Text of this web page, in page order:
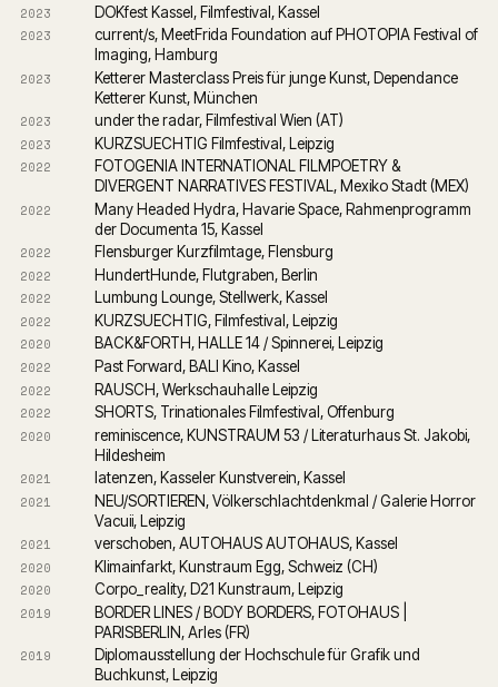
2023
DOKfest Kassel, Filmfestival, Kassel
2023
current/s, MeetFrida Foundation auf PHOTOPIA Festival of
Imaging, Hamburg
2023
Ketterer Masterclass Preis für junge Kunst, Dependance
Ketterer Kunst, München
2023
under the radar, Filmfestival Wien (AT)
2023
KURZSUECHTIG Filmfestival, Leipzig
2022
FOTOGENIA INTERNATIONAL FILMPOETRY &
DIVERGENT NARRATIVES FESTIVAL, Mexiko Stadt (MEX)
2022
Many Headed Hydra, Havarie Space, Rahmenprogramm
der Documenta 15, Kassel
2022
Flensburger Kurzfilmtage, Flensburg
2022
HundertHunde, Flutgraben, Berlin
2022
Lumbung Lounge, Stellwerk, Kassel
2022
KURZSUECHTIG, Filmfestival, Leipzig
2020
BACK&FORTH, HALLE 14 / Spinnerei, Leipzig
2022
Past Forward, BALI Kino, Kassel
2022
RAUSCH, Werkschauhalle Leipzig
2022
SHORTS, Trinationales Filmfestival, Offenburg
2020
reminiscence, KUNSTRAUM 53 / Literaturhaus St. Jakobi,
Hildesheim
2021
latenzen, Kasseler Kunstverein, Kassel
2021
NEU/SORTIEREN, Völkerschlachtdenkmal / Galerie Horror
Vacuii, Leipzig
2021
verschoben, AUTOHAUS AUTOHAUS, Kassel
2020
Klimainfarkt, Kunstraum Egg, Schweiz (CH)
2020
Corpo_reality, D21 Kunstraum, Leipzig
2019
BORDER LINES / BODY BORDERS, FOTOHAUS |
PARISBERLIN, Arles (FR)
2019
Diplomausstellung der Hochschule für Grafik und
Buchkunst, Leipzig